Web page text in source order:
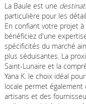
La Baule est une
particulière pour les
En confiant votre projet à
bénéficiez d'une
spécificités du marché
plus séduisantes. La
Saint-Lunaire et la
Yana K. le choix idéal
locale permet
artisans et des